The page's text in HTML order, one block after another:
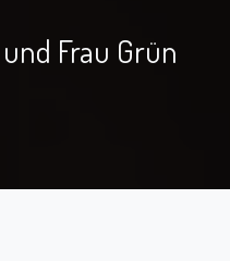
Frau Grün